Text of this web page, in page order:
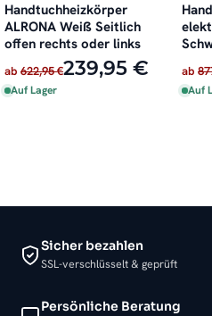
Handtuchheizkörper
ALRONA Weiß Seitlich
offen rechts oder links
ab 622,95 €239,95 €
Auf Lager
ab
Auf
Sicher bezahlen
SSL-verschlüsselt & geprüft
Persönliche Beratung